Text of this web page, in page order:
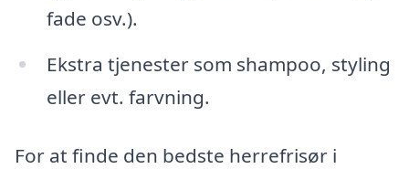
fade osv.).
Ekstra tjenester som shampoo, styling
eller evt. farvning.
For at finde den bedste herrefrisør i